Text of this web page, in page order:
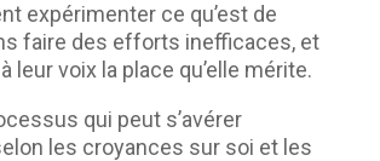
expérimenter ce qu’est de
faire des efforts inefficaces, et
leur voix la place qu’elle mérite.
qui peut s’avérer
les croyances sur soi et les